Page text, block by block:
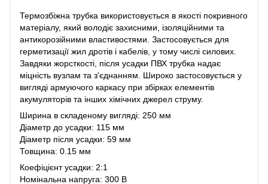
Термозбіжна трубка використовується в якості покривного
матеріалу, який володіє захисними, ізоляційними та
антикорозійними властивостями. Застосовується для
герметизації жил дротів і кабелів, у тому числі силових.
Завдяки жорсткості, після усадки ПВХ трубка надає
міцність вузлам та з'єднанням. Широко застосовується у
вигляді армуючого каркасу при збірках елементів
акумуляторів та інших хімічних джерел струму.
Ширина в складеному вигляді: 250 мм
Діаметр до усадки: 115 мм
Діаметр після усадки: 59 мм
Товщина: 0.15 мм
Коефіцієнт усадки: 2:1
Номінальна напруга: 300 В